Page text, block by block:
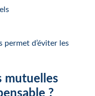
permet d’éviter les
mutuelles